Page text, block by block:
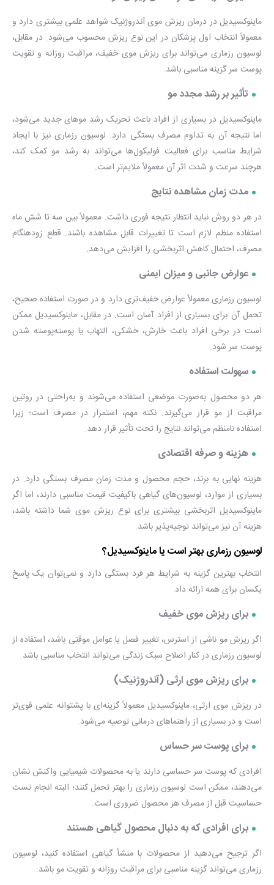
ماینوکسیدیل در درمان ریزش موی آندروژنیک شواهد علمی بیشتری دارد و
معمولاً انتخاب اول پزشکان در این نوع ریزش محسوب می‌شود. در مقابل،
لوسیون رزماری می‌تواند برای ریزش موی خفیف، مراقبت روزانه و تقویت
پوست سر گزینه مناسبی باشد.
تأثیر بر رشد مجدد مو
ماینوکسیدیل در بسیاری از افراد باعث تحریک رشد موهای جدید می‌شود،
اما نتیجه آن به تداوم مصرف بستگی دارد. لوسیون رزماری نیز با ایجاد
شرایط مناسب برای فعالیت فولیکول‌ها می‌تواند به رشد مو کمک کند،
هرچند سرعت و شدت اثر آن معمولاً ملایم‌تر است.
مدت زمان مشاهده نتایج
در هر دو روش نباید انتظار نتیجه فوری داشت. معمولاً بین سه تا شش ماه
استفاده منظم لازم است تا تغییرات قابل مشاهده باشند. قطع زودهنگام
مصرف، احتمال کاهش اثربخشی را افزایش می‌دهد.
عوارض جانبی و میزان ایمنی
لوسیون رزماری معمولاً عوارض خفیف‌تری دارد و در صورت استفاده صحیح،
تحمل آن برای بسیاری از افراد آسان است. در مقابل، ماینوکسیدیل ممکن
است در برخی افراد باعث خارش، خشکی، التهاب یا پوسته‌پوسته شدن
پوست سر شود.
سهولت استفاده
هر دو محصول به‌صورت موضعی استفاده می‌شوند و به‌راحتی در روتین
مراقبت از مو قرار می‌گیرند. نکته مهم، استمرار در مصرف است؛ زیرا
استفاده نامنظم می‌تواند نتایج را تحت تأثیر قرار دهد.
هزینه و صرفه اقتصادی
هزینه نهایی به برند، حجم محصول و مدت زمان مصرف بستگی دارد. در
بسیاری از موارد، لوسیون‌های گیاهی باکیفیت قیمت مناسبی دارند، اما اگر
ماینوکسیدیل اثربخشی بیشتری برای نوع ریزش موی شما داشته باشد،
هزینه آن نیز می‌تواند توجیه‌پذیر باشد.
لوسیون رزماری بهتر است یا ماینوکسیدیل؟
انتخاب بهترین گزینه به شرایط هر فرد بستگی دارد و نمی‌توان یک پاسخ
یکسان برای همه ارائه داد.
برای ریزش موی خفیف
اگر ریزش مو ناشی از استرس، تغییر فصل یا عوامل موقتی باشد، استفاده از
لوسیون رزماری در کنار اصلاح سبک زندگی می‌تواند انتخاب مناسبی باشد.
برای ریزش موی ارثی (آندروژنیک)
در ریزش موی ارثی، ماینوکسیدیل معمولاً گزینه‌ای با پشتوانه علمی قوی‌تر
است و در بسیاری از راهنماهای درمانی توصیه می‌شود.
برای پوست سر حساس
افرادی که پوست سر حساسی دارند یا به محصولات شیمیایی واکنش نشان
می‌دهند، ممکن است لوسیون رزماری را بهتر تحمل کنند؛ البته انجام تست
حساسیت قبل از مصرف هر محصول ضروری است.
برای افرادی که به دنبال محصول گیاهی هستند
اگر ترجیح می‌دهید از محصولات با منشأ گیاهی استفاده کنید، لوسیون
رزماری می‌تواند گزینه مناسبی برای مراقبت روزانه و تقویت مو باشد.